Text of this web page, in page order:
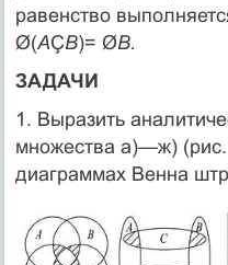
равенство
Ø(АÇВ)= ØВ.
ЗАДАЧИ
1. Выразить
множества а)—ж)
диаграммах Венна